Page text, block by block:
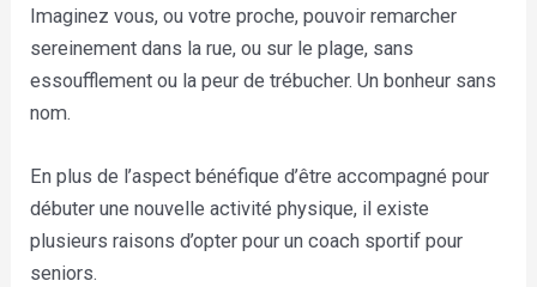
Imaginez vous, ou votre proche, pouvoir remarcher
sereinement dans la rue, ou sur le plage, sans
essoufflement ou la peur de trébucher. Un bonheur sans
nom.
En plus de l’aspect bénéfique d’être accompagné pour
débuter une nouvelle activité physique, il existe
plusieurs raisons d’opter pour un coach sportif pour
seniors.